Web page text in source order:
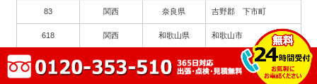
83 関西 奈良県 吉野郡 下市町
618 関西 和歌山県 和歌山市
841 中国 岡山県 岡山市